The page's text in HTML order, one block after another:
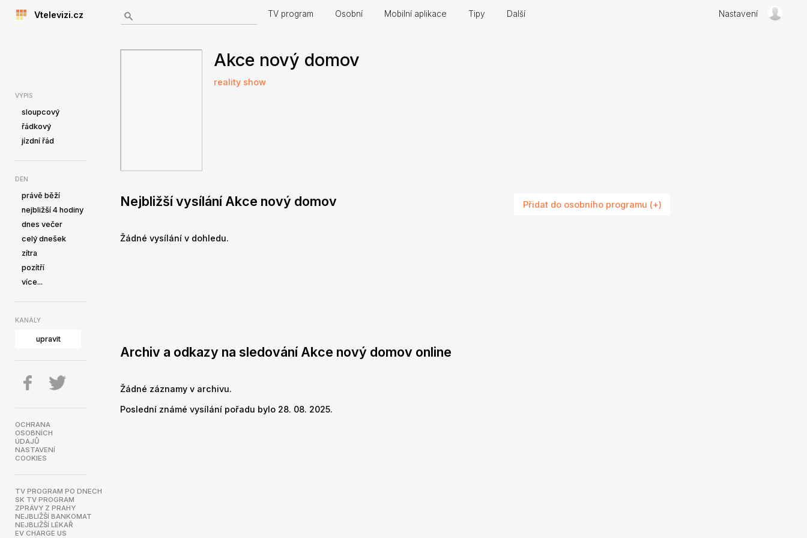
Vtelevizi.cz TV program Osobní Mobilní aplikace Tipy Další Nastavení
VÝPIS
sloupcový
řádkový
jízdní řád
DEN
právě běží
nejbližší 4 hodiny
dnes večer
celý dnešek
zítra
pozítří
více...
KANÁLY
upravit
OCHRANA
OSOBNÍCH
ÚDAJŮ
NASTAVENÍ
COOKIES
TV PROGRAM PO DNECH
SK TV PROGRAM
ZPRÁVY Z PRAHY
NEJBLIŽŠÍ BANKOMAT
NEJBLIŽŠÍ LÉKAŘ
EV CHARGE US
Akce nový domov
reality show
Nejbližší vysílání Akce nový domov
Žádné vysílání v dohledu.
Archiv a odkazy na sledování Akce nový domov online
Žádné záznamy v archivu.
Poslední známé vysílání pořadu bylo 28. 08. 2025.
Přidat do osobního programu (+)